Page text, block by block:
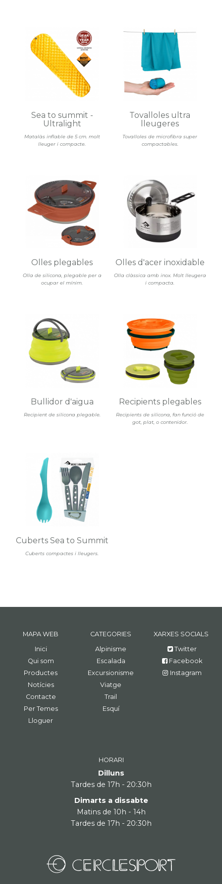
Matalàs inflable de 5 cm. molt
lleuger i compacte.
Sea to summit -
Ultralight
Tovalloles de microfibra super
compactables.
Tovalloles ultra
lleugeres
Olla de silicona, plegable per a
ocupar el mínim.
Olles plegables
Olla clàssica amb inox. Molt lleugera
i compacta.
Olles d'acer inoxidable
Recipient de silicona plegable.
Bullidor d'aigua
Recipients de silicona, fan funció de
got, plat, o contenidor.
Recipients plegables
Cuberts compactes i lleugers.
Cuberts Sea to Summit
MAPA WEB
Inici
Qui som
Productes
Notícies
Contacte
Per Temes
Lloguer
CATEGORIES
Alpinisme
Escalada
Excursionisme
Viatge
Trail
Esquí
XARXES SOCIALS
Twitter
Facebook
Instagram
HORARI
Dilluns
Tardes de 17h - 20:30h
Dimarts a dissabte
Matins de 10h - 14h
Tardes de 17h - 20:30h